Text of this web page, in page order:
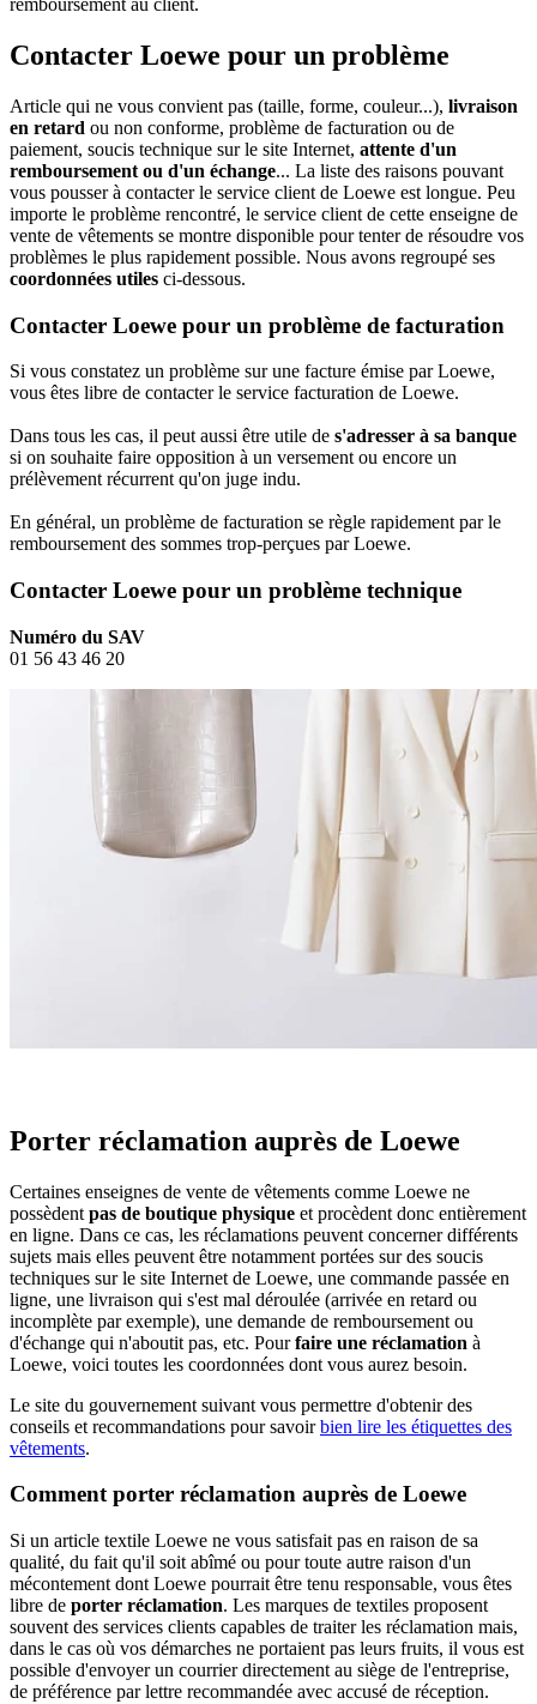
remboursement au client.
Contacter Loewe pour un problème
Article qui ne vous convient pas (taille, forme, couleur...), livraison
en retard ou non conforme, problème de facturation ou de
paiement, soucis technique sur le site Internet, attente d'un
remboursement ou d'un échange... La liste des raisons pouvant
vous pousser à contacter le service client de Loewe est longue. Peu
importe le problème rencontré, le service client de cette enseigne de
vente de vêtements se montre disponible pour tenter de résoudre vos
problèmes le plus rapidement possible. Nous avons regroupé ses
coordonnées utiles ci-dessous.
Contacter Loewe pour un problème de facturation
Si vous constatez un problème sur une facture émise par Loewe,
vous êtes libre de contacter le service facturation de Loewe.
Dans tous les cas, il peut aussi être utile de s'adresser à sa banque
si on souhaite faire opposition à un versement ou encore un
prélèvement récurrent qu'on juge indu.
En général, un problème de facturation se règle rapidement par le
remboursement des sommes trop-perçues par Loewe.
Contacter Loewe pour un problème technique
Numéro du SAV
01 56 43 46 20
Porter réclamation auprès de Loewe
Certaines enseignes de vente de vêtements comme Loewe ne
possèdent pas de boutique physique et procèdent donc entièrement
en ligne. Dans ce cas, les réclamations peuvent concerner différents
sujets mais elles peuvent être notamment portées sur des soucis
techniques sur le site Internet de Loewe, une commande passée en
ligne, une livraison qui s'est mal déroulée (arrivée en retard ou
incomplète par exemple), une demande de remboursement ou
d'échange qui n'aboutit pas, etc. Pourfaire une réclamation à
Loewe, voici toutes les coordonnées dont vous aurez besoin.
Le site du gouvernement suivant vous permettre d'obtenir des
conseils et recommandations pour savoirbien lire les étiquettes des
vêtements.
Comment porter réclamation auprès de Loewe
Si un article textile Loewe ne vous satisfait pas en raison de sa
qualité, du fait qu'il soit abîmé ou pour toute autre raison d'un
mécontement dont Loewe pourrait être tenu responsable, vous êtes
libre de porter réclamation. Les marques de textiles proposent
souvent des services clients capables de traiter les réclamation mais,
dans le cas où vos démarches ne portaient pas leurs fruits, il vous est
possible d'envoyer un courrier directement au siège de l'entreprise,
de préférence par lettre recommandée avec accusé de réception.